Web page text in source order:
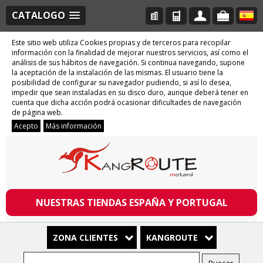
CATALOGO
Este sitio web utiliza Cookies propias y de terceros para recopilar
información con la finalidad de mejorar nuestros servicios, así como el
análisis de sus hábitos de navegación. Si continua navegando, supone
la aceptación de la instalación de las mismas. El usuario tiene la
posibilidad de configurar su navegador pudiendo, si así lo desea,
impedir que sean instaladas en su disco duro, aunque deberá tener en
cuenta que dicha acción podrá ocasionar dificultades de navegación
de página web.
Acepto
Más información
NUESTRAS TIENDAS ESPAÑA Y PORTUGAL
ZONA CLIENTES KANGROUTE